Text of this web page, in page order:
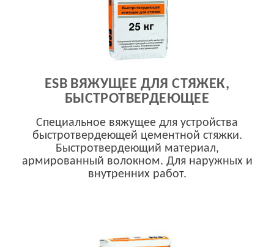
ESB ВЯЖУЩЕЕ ДЛЯ СТЯЖЕК,
БЫСТРОТВЕРДЕЮЩЕЕ
Специальное вяжущее для устройства
быстротвердеющей цементной стяжки.
Быстротвердеющий материал,
армированный волокном. Для наружных и
внутренних работ.